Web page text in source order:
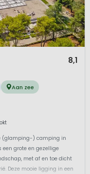
8,1
Aan zee
(glamping-) camping in
een grote en gezellige
met af en toe dicht
Deze mooie ligging in een